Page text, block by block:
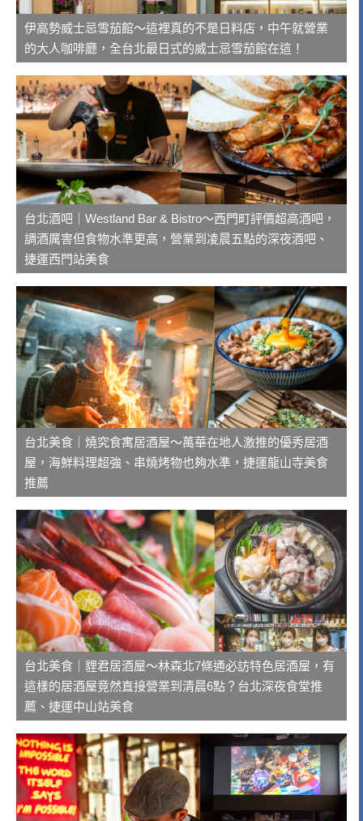
伊高勢威士忌雪茄館～這裡真的不是日料店，中午就營業
的大人咖啡廳，全台北最日式的威士忌雪茄館在這！
台北酒吧｜Westland Bar & Bistro～西門町評價超高酒吧，
調酒厲害但食物水準更高，營業到凌晨五點的深夜酒吧、
捷運西門站美食
台北美食｜燒究食寓居酒屋～萬華在地人激推的優秀居酒
屋，海鮮料理超強、串燒烤物也夠水準，捷運龍山寺美食
推薦
台北美食｜貍君居酒屋～林森北7條通必訪特色居酒屋，有
這樣的居酒屋竟然直接營業到清晨6點？台北深夜食堂推
薦、捷運中山站美食